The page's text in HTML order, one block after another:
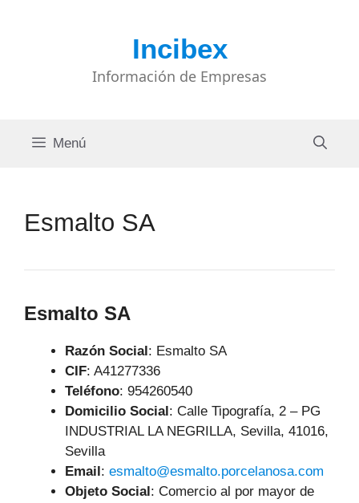
Incibex
Información de Empresas
Menú
Esmalto SA
Esmalto SA
Razón Social: Esmalto SA
CIF: A41277336
Teléfono: 954260540
Domicilio Social: Calle Tipografía, 2 – PG
INDUSTRIAL LA NEGRILLA, Sevilla, 41016,
Sevilla
Email: esmalto@esmalto.porcelanosa.com
Objeto Social: Comercio al por mayor de